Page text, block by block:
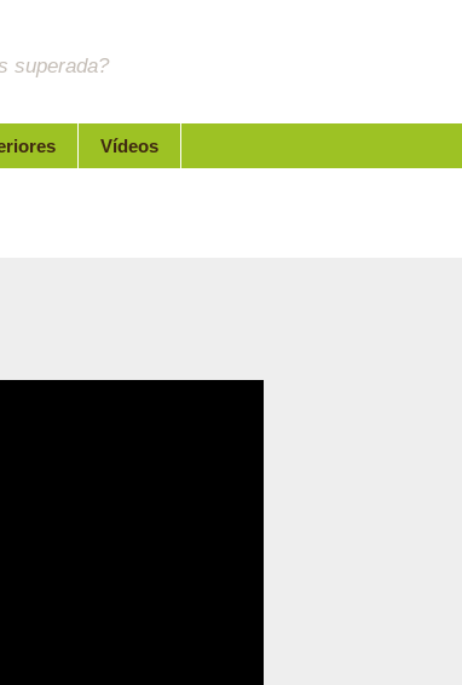
superada?
Vídeos